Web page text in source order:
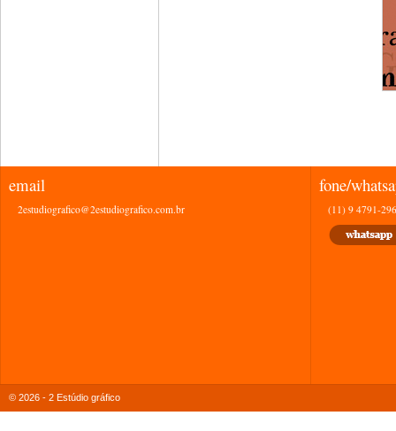
email
2estudiografico@2estudiografico.com.br
fone/
(11) 9 4791-
© 2026 - 2 Estúdio gráfico